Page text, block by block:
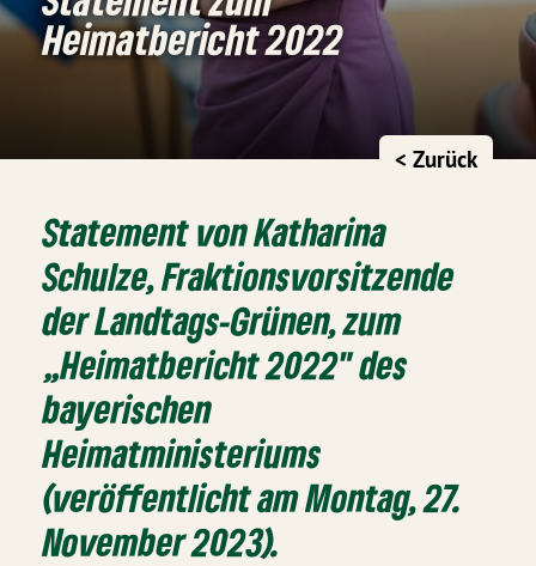
Heimatbericht 2022
< Zurück
Statement von Katharina
Schulze, Fraktionsvorsitzende
der Landtags-Grünen, zum
„Heimatbericht 2022" des
bayerischen
Heimatministeriums
(veröffentlicht am Montag, 27.
November 2023).